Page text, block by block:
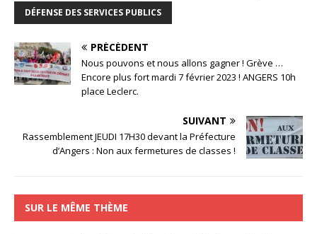
DÉFENSE DES SERVICES PUBLICS
PRÉCÉDENT
Nous pouvons et nous allons gagner ! Grève …
Encore plus fort mardi 7 février 2023 ! ANGERS 10h
place Leclerc.
SUIVANT
Rassemblement JEUDI 17H30 devant la Préfecture
d’Angers : Non aux fermetures de classes !
SUR LE MÊME THÈME